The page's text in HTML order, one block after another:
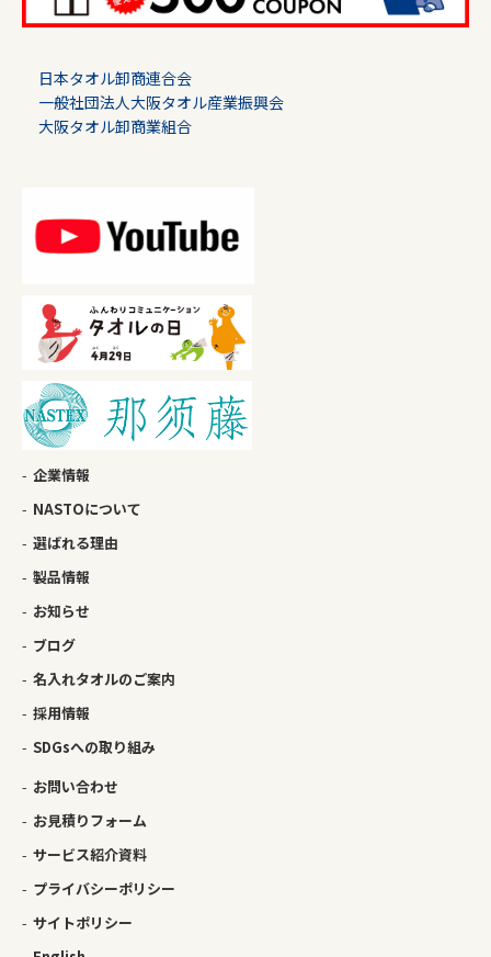
日本タオル卸商連合会
一般社団法人大阪タオル産業振興会
大阪タオル卸商業組合
企業情報
NASTOについて
選ばれる理由
製品情報
お知らせ
ブログ
名入れタオルのご案内
採用情報
SDGsへの取り組み
お問い合わせ
お見積りフォーム
サービス紹介資料
プライバシーポリシー
サイトポリシー